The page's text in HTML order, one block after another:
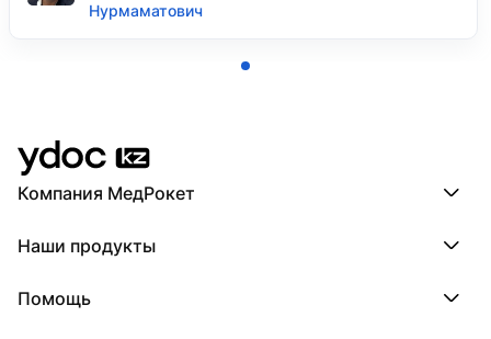
Нурмаматович
Компания МедРокет
О YDoc
Наши продукты
ПроТаблетки
Помощь